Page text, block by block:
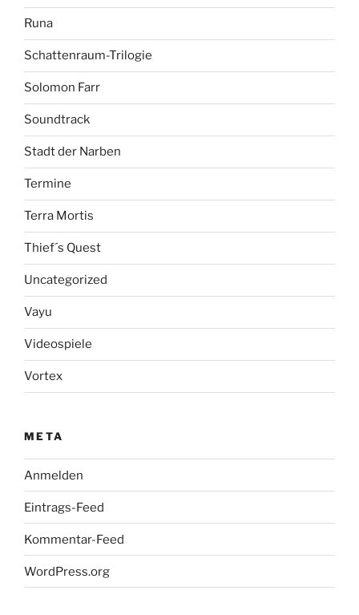
Runa
Schattenraum-Trilogie
Solomon Farr
Soundtrack
Stadt der Narben
Termine
Terra Mortis
Thief´s Quest
Uncategorized
Vayu
Videospiele
Vortex
META
Anmelden
Eintrags-Feed
Kommentar-Feed
WordPress.org